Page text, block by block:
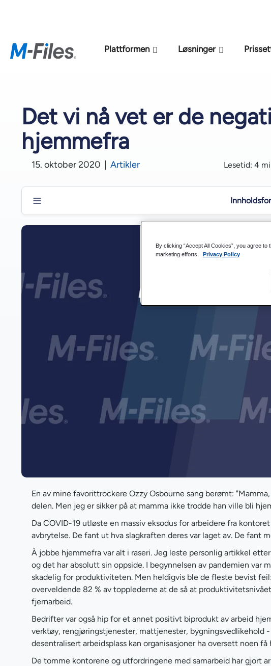
Plattformen Løsninger
Det vi nå vet er de
hjemmefra
15. oktober 2020 Artikler Lesetid: 4
Produktivitet er et bevegelig mål
Den uløselige koblingen mellom arbeidsplasskultur og
Ser på den lyse siden
En av mine favorittrockere Ozzy Osbourne sang berømt:
delen. Men jeg er sikker på at mamma ikke trodde han ville bli
Da COVID-19 utløste en massiv eksodus for arbeidere fra
avbrytelse. De fant ut hva slagkraften deres var laget av. De fant
Å jobbe hjemmefra var alt i raseri. Jeg leste personlig artikkel
og det har absolutt sin oppside. I begynnelsen av pandemien var
skadelig for produktiviteten. Men heldigvis ble de fleste bevist
overveldende 82 % av topplederne at de så at
fjernarbeid.
Bedrifter var også hip for et annet positivt biprodukt av arbeid
verktøy, rengjøringstjenester, mattjenester, bygningsvedlikehold
desentralisert arbeidsplass kan organisasjoner ha oversett noen få
De tomme kontorene og utfordringene med samarbeid har gjort
Ny M-Files AI-
By clicking “Accept All Cookies”, you agree
marketing efforts.
Privacy Policy